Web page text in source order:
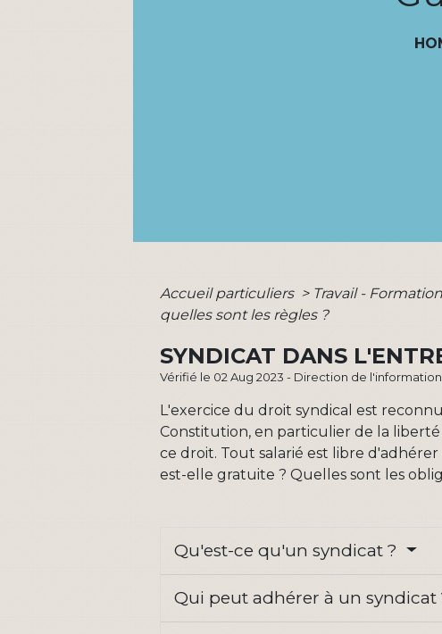
Accueil particuliers > Travail - Formation
quelles sont les règles ?
SYNDICAT DANS
Vérifié le 02 Aug 2023 - Direction de
L'exercice du droit syndical est
Constitution, en particulier de la
ce droit. Tout salarié est libre
est-elle gratuite ? Quelles sont les
Qu'est-ce qu'un syndicat ?
Qui peut adhérer à un syndicat